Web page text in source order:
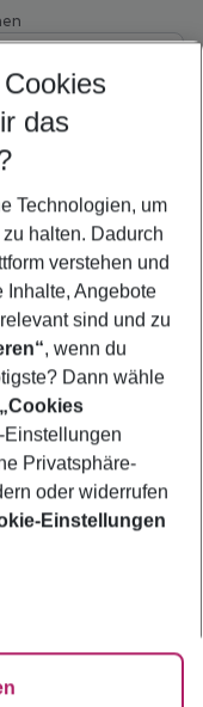
das
Technologien, um
halten. Dadurch
verstehen und
Inhalte, Angebote
sind und zu
, wenn du
Dann wähle
„Cookies
Privatsphäre-
oder widerrufen
Einstellungen